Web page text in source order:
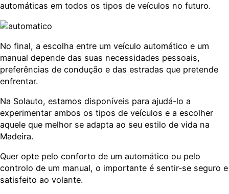
automáticas em todos os tipos de veículos no futuro.
No final, a escolha entre um veículo automático e um
manual depende das suas necessidades pessoais,
preferências de condução e das estradas que pretende
enfrentar.
Na Solauto, estamos disponíveis para ajudá-lo a
experimentar ambos os tipos de veículos e a escolher
aquele que melhor se adapta ao seu estilo de vida na
Madeira.
Quer opte pelo conforto de um automático ou pelo
controlo de um manual, o importante é sentir-se seguro e
satisfeito ao volante.